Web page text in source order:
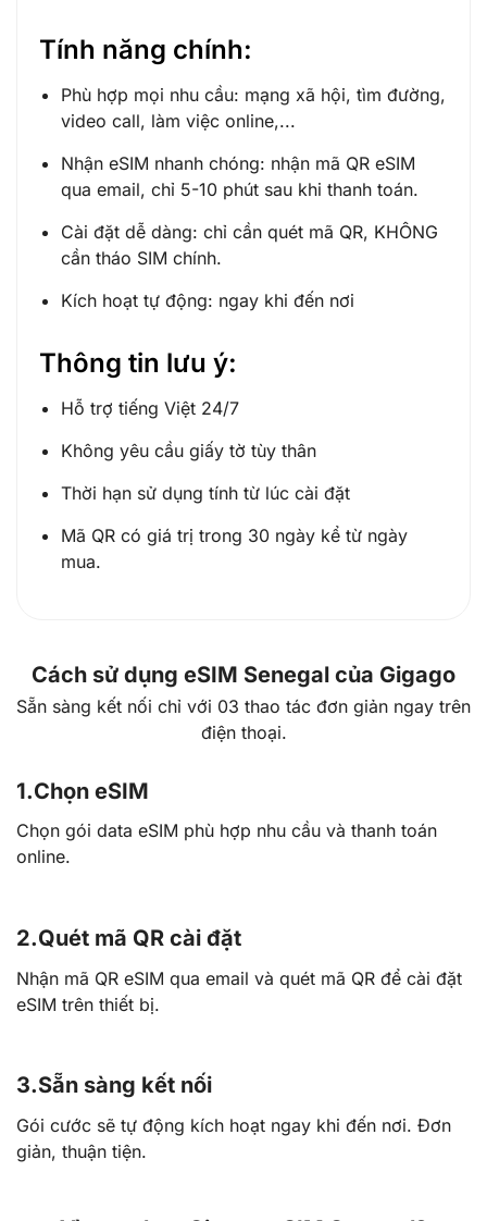
Tính năng chính:
Phù hợp mọi nhu cầu: mạng xã hội, tìm đường,
video call, làm việc online,...
Nhận eSIM nhanh chóng: nhận mã QR eSIM
qua email, chỉ 5-10 phút sau khi thanh toán.
Cài đặt dễ dàng: chỉ cần quét mã QR, KHÔNG
cần tháo SIM chính.
Kích hoạt tự động: ngay khi đến nơi
Thông tin lưu ý:
Hỗ trợ tiếng Việt 24/7
Không yêu cầu giấy tờ tùy thân
Thời hạn sử dụng tính từ lúc cài đặt
Mã QR có giá trị trong 30 ngày kể từ ngày
mua.
Cách sử dụng eSIM Senegal của Gigago
Sẵn sàng kết nối chỉ với 03 thao tác đơn giản ngay trên
điện thoại.
1.Chọn eSIM
Chọn gói data eSIM phù hợp nhu cầu và thanh toán
online.
2.Quét mã QR cài đặt
Nhận mã QR eSIM qua email và quét mã QR để cài đặt
eSIM trên thiết bị.
3.Sẵn sàng kết nối
Gói cước sẽ tự động kích hoạt ngay khi đến nơi. Đơn
giản, thuận tiện.